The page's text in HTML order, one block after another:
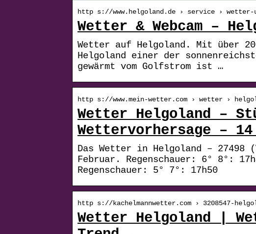
http s://www.helgoland.de › service › wetter-
Wetter & Webcam –
Wetter auf Helgoland. Mit über
Helgoland einer der
gewärmt vom Golfstrom ist …
http s://www.mein-wetter.com › wetter ›
Wetter Helgoland –
Wettervorhersage – 14
Das Wetter in Helgoland –
Februar. Regenschauer: 6° 8°:
Regenschauer: 5° 7°: 17h50
http s://kachelmannwetter.com › 3208547-
Wetter Helgoland |